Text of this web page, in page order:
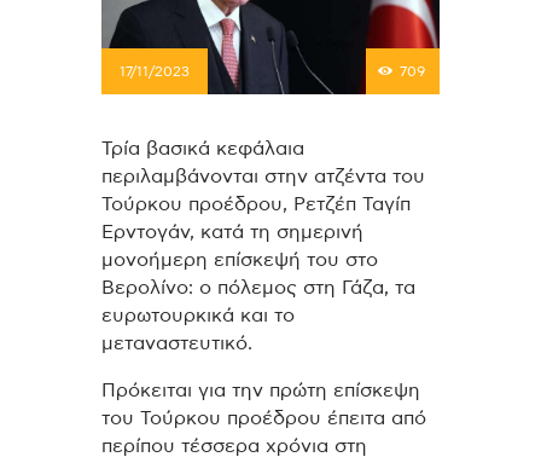
17/11/2023 709
Τρία βασικά κεφάλαια
περιλαμβάνονται στην ατζέντα του
Τούρκου προέδρου, Ρετζέπ Ταγίπ
Ερντογάν, κατά τη σημερινή
μονοήμερη επίσκεψή του στο
Βερολίνο: ο πόλεμος στη Γάζα, τα
ευρωτουρκικά και το
μεταναστευτικό.
Πρόκειται για την πρώτη επίσκεψη
του Τούρκου προέδρου έπειτα από
περίπου τέσσερα χρόνια στη